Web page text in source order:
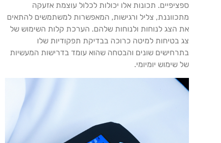
ספציפיים. תכונות אלו יכולות לכלול עוצמת אזעקה
מתכווננת, צליל ורגישות, המאפשרות למשתמשים להתאים
את הצג לנוחות ולנוחות שלהם. הערכת קלות השימוש של
צג בטיחות למיטה כרוכה בבדיקת תפקודיות שלו
בתרחישים שונים והבטחה שהוא עומד בדרישות המעשיות
של שימוש יומיומי.